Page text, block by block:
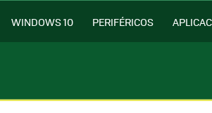
WINDOWS 10 PERIFÉRICOS